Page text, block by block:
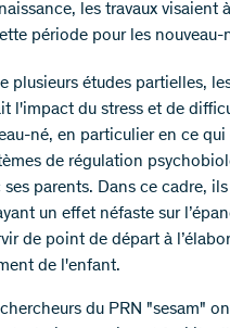
les travaux visaient
période pour les nouveau-
plusieurs études partielles,
l'impact du stress et de
né, en particulier en ce
de régulation
ses parents. Dans ce cadre,
un effet néfaste sur
de point de départ à
de l'enfant.
du PRN "sesam"